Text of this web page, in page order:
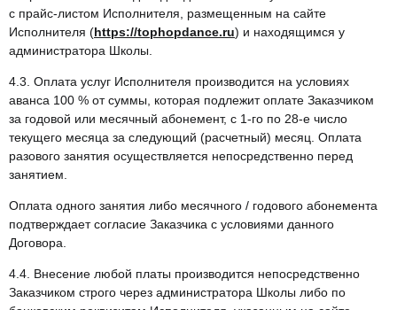
с прайс-листом Исполнителя, размещенным на сайте
Исполнителя (https://tophopdance.ru) и находящимся у
администратора Школы.
4.3. Оплата услуг Исполнителя производится на условиях
аванса 100 % от суммы, которая подлежит оплате Заказчиком
за годовой или месячный абонемент, с 1-го по 28-е число
текущего месяца за следующий (расчетный) месяц. Оплата
разового занятия осуществляется непосредственно перед
занятием.
Оплата одного занятия либо месячного / годового абонемента
подтверждает согласие Заказчика с условиями данного
Договора.
4.4. Внесение любой платы производится непосредственно
Заказчиком строго через администратора Школы либо по